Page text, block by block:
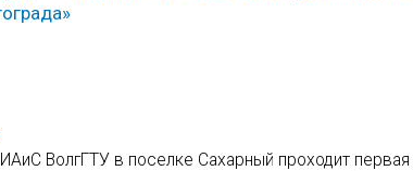
ВолгГТУ в поселке Сахарный проходит